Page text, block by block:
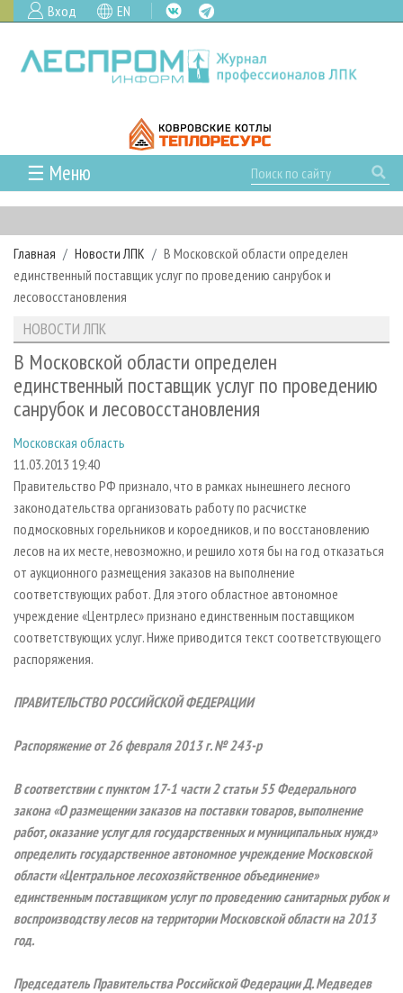
Вход EN
☰ Меню
ГЛАВНАЯ
РУБРИКИ И ТЕМЫ
РУБРИКИ ЖУРНАЛА
ЛЕСНОЕ ХОЗЯЙСТВО
ЛЕСОЗАГОТОВКА
ЛЕСОПИЛЕНИЕ
ДЕРЕВООБРАБОТКА
СУШКА ДРЕВЕСИНЫ
ПРОИЗВОДСТВО ДРЕВЕСНЫХ ПЛИТ
ДЕРЕВЯННОЕ ДОМОСТРОЕНИЕ
ПРОИЗВОДСТВО МЕБЕЛИ
БИОЭНЕРГЕТИКА
ЦБП
ИНСТРУМЕНТ И МАТЕРИАЛЫ
НОВОСТИ
КАЛЕНДАРЬ СОБЫТИЙ
НОВОСТИ ЛПК
НОВОСТИ ЖУРНАЛА
НОВОСТИ КОМПАНИЙ
ПРОЕКТЫ ЛПИ
АНАЛИТИКА
ПРЕДПРИЯТИЯ ЛПК
ЛЕСНЫЕ РЕГИОНЫ РОССИИ
ПЕРСОНЫ
МОБИЛЬНЫЕ ВЫСТАВКИ
ОФИЦИАЛЬНЫЕ ДЕЛЕГАЦИИ
ПРИОРИТЕТНЫЕ ИНВЕСТПРОЕКТЫ
RUSSIAN FORESTRY REVIEW
ГАЗЕТА ЛЕСПРОМФОРУМ
БИБЛИОТЕКА СПЕЦИАЛИСТА
АРХИВ
АРХИВ ЖУРНАЛОВ
СТАТЬИ
О ЖУРНАЛЕ
ПОДПИСКА
КОНТАКТЫ
РЕКЛАМОДАТЕЛЯМ
РЕКЛАМА
РЕКЛАМА НА САЙТЕ
Главная Новости ЛПК
В Московской области определен
единственный поставщик услуг по проведению санрубок и
лесовосстановления
НОВОСТИ ЛПК
В Московской области определен
единственный поставщик услуг по проведению
санрубок и лесовосстановления
Московская область
11.03.2013 19:40
Правительство РФ признало, что в рамках нынешнего лесного
законодательства организовать работу по расчистке
подмосковных горельников и короедников, и по восстановлению
лесов на их месте, невозможно, и решило хотя бы на год отказаться
от аукционного размещения заказов на выполнение
соответствующих работ. Для этого областное автономное
учреждение «Центрлес» признано единственным поставщиком
соответствующих услуг. Ниже приводится текст соответствующего
распоряжения.
ПРАВИТЕЛЬСТВО РОССИЙСКОЙ ФЕДЕРАЦИИ
Распоряжение от 26 февраля 2013 г. № 243-р
В соответствии с пунктом 17-1 части 2 статьи 55 Федерального
закона «О размещении заказов на поставки товаров, выполнение
работ, оказание услуг для государственных и муниципальных нужд»
определить государственное автономное учреждение Московской
области «Центральное лесохозяйственное объединение»
единственным поставщиком услуг по проведению санитарных рубок и
воспроизводству лесов на территории Московской области на 2013
год.
Председатель Правительства Российской Федерации Д. Медведев